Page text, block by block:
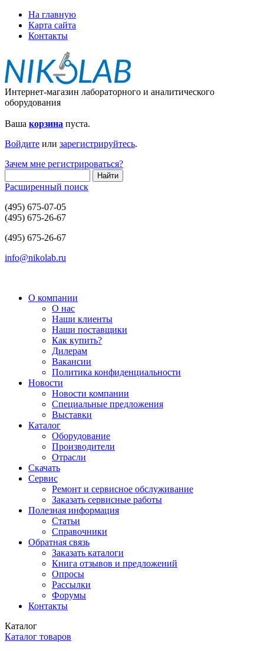
На главную
Карта сайта
Контакты
Интернет-магазин лабораторного и аналитического
оборудования
Ваша корзина пуста.
Войдите или зарегистрируйтесь.
Зачем мне регистрироваться?
Расширенный поиск
(495) 675-07-05
(495) 675-26-67
(495) 675-26-67
info@nikolab.ru
О компании
О нас
Наши клиенты
Наши поставщики
Как купить?
Дилерам
Вакансии
Политика конфиденциальности
Новости
Новости компании
Специальные предложения
Выставки
Каталог
Оборудование
Производители
Отрасли
Скачать
Сервис
Ремонт и сервисное обслуживание
Заказать сервисные работы
Полезная информация
Статьи
Справочники
Обратная связь
Заказать каталоги
Книга отзывов и предложений
Опросы
Рассылки
Форумы
Контакты
Каталог
Каталог товаров